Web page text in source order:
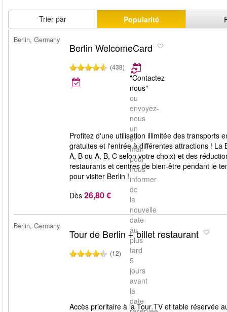
Trier par Popularité
Berlin, Germany
Berlin WelcomeCard
(438)
"Contactez
nous"
ou
envoyez-
nous
un
e-
mail
pour
nous
informer
de
la
nouvelle
date
au
plus
tard
5
jours
avant
la
date
Profitez d'une utilisation illimitée des transports
gratuites et l'entrée à différentes attractions !
A, B ou A, B, C selon votre choix) et des
restaurants et centres de bien-être pendant le
pour visiter Berlin !
Dès 26,80 €
Berlin, Germany
Tour de Berlin + billet restaurant
(12)
Accès prioritaire à la Tour TV et table réservée